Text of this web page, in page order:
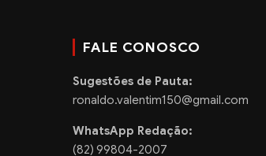
FALE CONOSCO
Sugestões de Pauta:
ronaldo.valentim150@gmail.com
WhatsApp Redação:
(82) 99804-2007